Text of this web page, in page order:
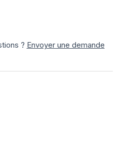
? Envoyer une demande